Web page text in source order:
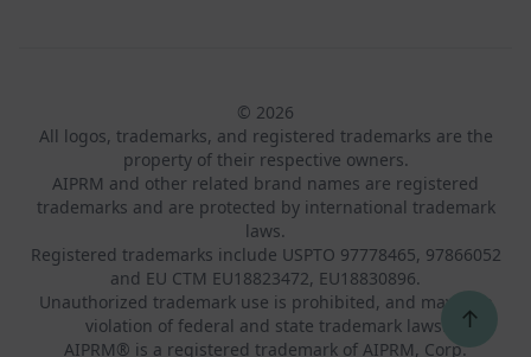
© 2026
All logos, trademarks, and registered trademarks are the
property of their respective owners.
AIPRM and other related brand names are registered
trademarks and are protected by international trademark
laws.
Registered trademarks include USPTO 97778465, 97866052
and EU CTM EU18823472, EU18830896.
Unauthorized trademark use is prohibited, and may be a
violation of federal and state trademark laws.
AIPRM® is a registered trademark of AIPRM, Corp.
↑